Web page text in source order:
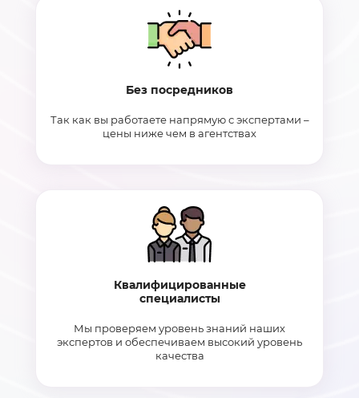
Без посредников
Так как вы работаете напрямую с экспертами –
цены ниже чем в агентствах
Квалифицированные
специалисты
Мы проверяем уровень знаний наших
экспертов и обеспечиваем высокий уровень
качества